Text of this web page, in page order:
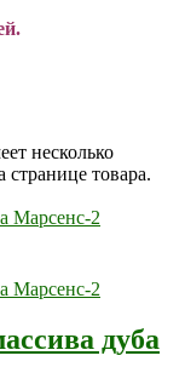
несколько
товара.
дуба